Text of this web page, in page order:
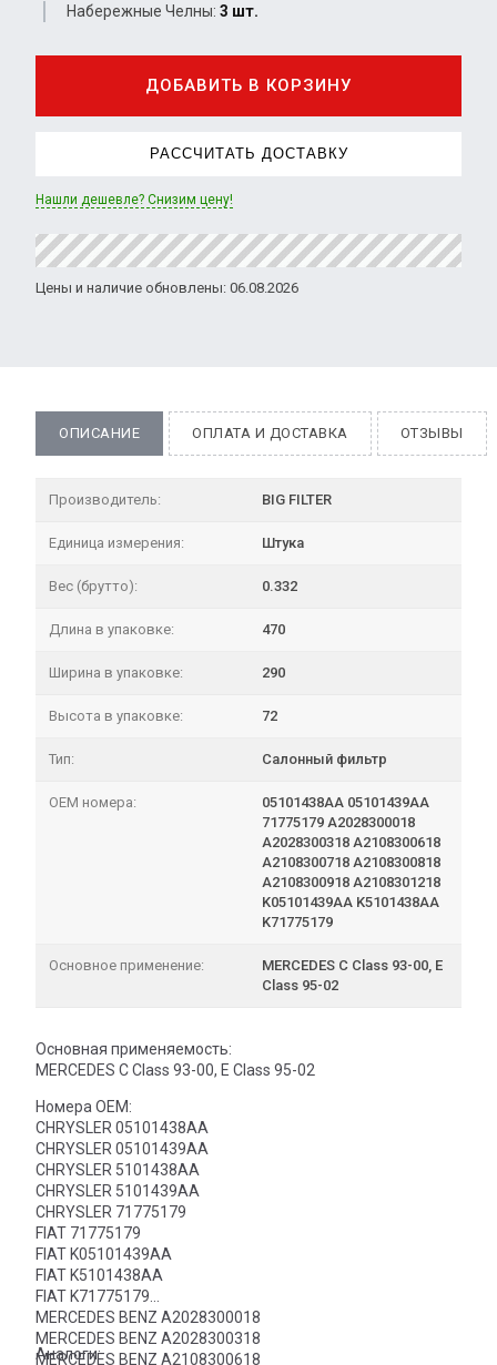
Набережные Челны: 3 шт.
ДОБАВИТЬ В КОРЗИНУ
РАССЧИТАТЬ ДОСТАВКУ
Нашли дешевле? Снизим цену!
Цены и наличие обновлены: 06.08.2026
ОПИСАНИЕ ОПЛАТА И ДОСТАВКА ОТЗЫВЫ
Производитель: BIG FILTER
Единица измерения: Штука
Вес (брутто): 0.332
Длина в упаковке: 470
Ширина в упаковке: 290
Высота в упаковке: 72
Тип: Салонный фильтр
OEM номера:
05101438AA 05101439AA
71775179 A2028300018
A2028300318 A2108300618
A2108300718 A2108300818
A2108300918 A2108301218
K05101439AA K5101438AA
K71775179
Основное применение:
MERCEDES C Class 93-00, E
Class 95-02
Основная применяемость:
MERCEDES C Class 93-00, E Class 95-02
Номера OEM:
CHRYSLER 05101438AA
CHRYSLER 05101439AA
CHRYSLER 5101438AA
CHRYSLER 5101439AA
CHRYSLER 71775179
FIAT 71775179
FIAT K05101439AA
FIAT K5101438AA
FIAT K71775179
MERCEDES BENZ A2028300018
MERCEDES BENZ A2028300318
MERCEDES BENZ A2108300618
Аналоги: